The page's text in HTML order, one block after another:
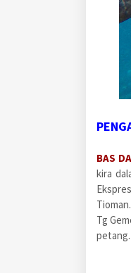
BAS
kira
Tg
petang.